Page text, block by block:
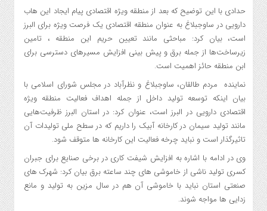
حدادی با این توضیح که بعد از منطقه ویژه اقتصادی پیام ایجاد این هاب
دارویی در ساوجبلاغ به عنوان منطقه اقتصادی یک فرصت ویژه برای البرز
است، بیان کرد: مباحثی مانند تعیین حریم این منطقه ، تامین
زیرساخت‌ها از جمله برق و پیش بینی افزایش مسیرهای دسترسی برای
ابن منطقه حائز اهمیت است.
نماینده مردم طالقان، ساوجبلاغ و نظرآباد در مجلس شورای اسلامی با
بیان اینکه توسعه تولید داخل از جمله اهداف فعالیت منطقه ویژه
اقتصادی دارویی در البرز است، عنوان کرد: در استان البرز ظرفیت‌هایی
مانند تولید سیمان در کارخانه آبیک را داریم که در سطح ملی تولیدات آن
تاثیرگذار است و نباید چرخه فعالیت این کارخانه ها متوقف شود.
وی در ادامه با اشاره به افزایش شیفت کاری در برخی صنایع برای جبران
کسری تولید ناشی از خاموشی های چند ساعته برق بیان کرد: شهرک های
صنعتی استان نباید با خاموشی آن هم در سال مزین به تولید و مانع
زدایی ها مواجه شوند.